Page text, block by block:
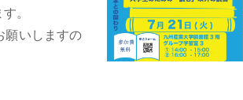
。
願いしますの